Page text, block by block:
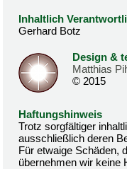
Inhaltlich
Gerhard Botz
Design &
Matthias
© 2015
Haftungshinweis
Trotz sorgfältiger
ausschließlich deren
Für etwaige Schäden,
übernehmen wir keine